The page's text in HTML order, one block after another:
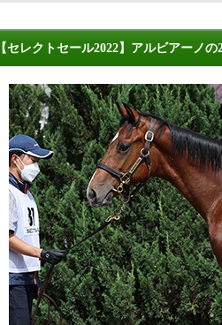
【セレクトセール2022】アルビアーノの